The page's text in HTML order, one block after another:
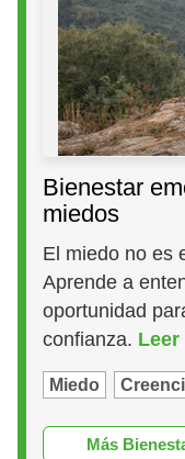
Bienestar
miedos
El miedo no es
Aprende a
oportunidad
confianza.
Miedo
Más